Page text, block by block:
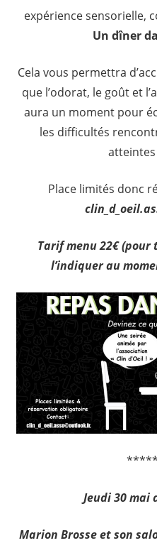
expérience sensorielle,
Un dîner
Cela vous permettra
que l’odorat, le goût et
aura un moment pour
les difficultés
atteintes
Place limités donc
Tarif menu 22€
l’indiquer au
Jeudi 30 mai
Marion Brosse et son